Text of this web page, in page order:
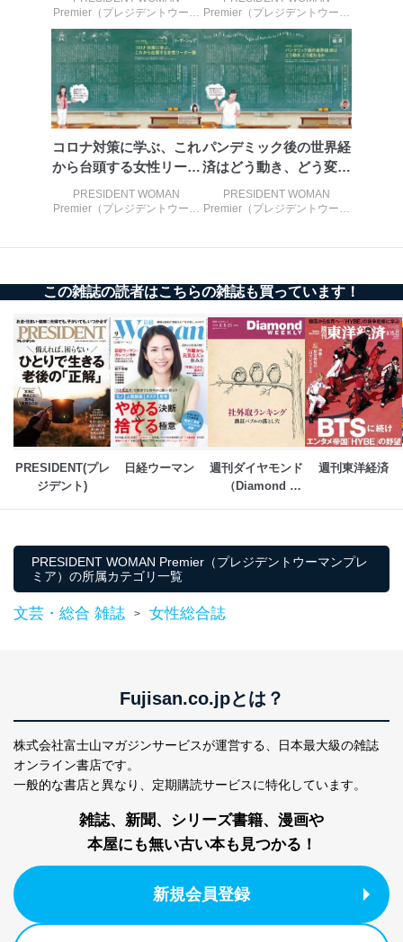
機器に標準装備されているユーザー制御機能（ユ
ーザーアカウント制御）により、個人情報データ
ベース等を取り扱う情報システムを使用する従業
者を識別・認証しています。
外部からの不正アクセス等の防止
個人データを取り扱う機器等のオペレーティング
システムを最新の状態に保持しています。
個人データを取り扱う機器等にセキュリティ対策
ソフトウェア等を導入し、自動更新 機能等の活用
により、これを最新状態としています。
当社は、内部監査及びマネジメントレビューの機会を通
じて、個人情報保護マネジメントシステムを継続的に改
善し、常に最良の状態を維持します。
苦情及び相談受付け窓口
貴殿の個人情報及び当社の個人情報保護マネジメントシ
絡ください。
適切、かつ迅速に対応させていただきます。
TEL：0570-200-223
FAX：03-5459-7073
e-mail：cs@fujisan.co.jp
改訂：2025年2月20日
個人情報の取扱いについて
当社は以下の個人情報保護管理者を設置し、個人情報保
護管理者の責任のもと、個人情報を取得・アクセス・利
東京都渋谷区南平台町16-11
株式会社富士山マガジンサービス
代表取締役会長 西野 伸一郎
個人情報保護管理者: 経営管理グループディレクター 前
Premier（プレジデントウーマ
ンプレミア） 2021年春号
Premier（プレジデントウーマ
ンプレミア） 2021年春号
コロナ対策に学ぶ、これ
から台頭する女性リーダ
ー
PRESIDENT WOMAN
Premier（プレジデントウーマ
パンデミック後の世界経
済はどう動き、どう変わ
るか
PRESIDENT WOMAN
Premier（プレジデントウーマ
この雑誌の読者はこちらの雑誌も買っています！
PRESIDENT(プレ
ジデント)
日経ウーマン
週刊ダイヤモンド
（Diamond
週刊東洋経済
PRESIDENT WOMAN Premier（プレジデントウーマンプレ
ミア）の所属カテゴリ一覧
文芸・総合 雑誌 > 女性総合誌
Fujisan.co.jpとは？
株式会社富士山マガジンサービスが運営する、
日本最大級の雑誌
オンライン書店です。
一般的な書店と異なり、 定期購読サービスに特化しています。
雑誌、新聞、シリーズ書籍、漫画や
本屋にも無い古い本も見つかる！
新規会員登録